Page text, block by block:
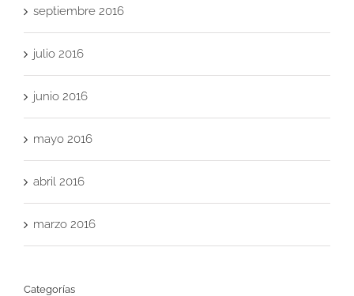
septiembre 2016
julio 2016
junio 2016
mayo 2016
abril 2016
marzo 2016
Categorías